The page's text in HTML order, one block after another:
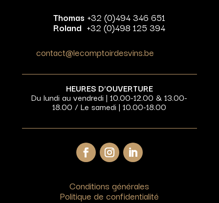
Thomas +32 (0)494 346 651
Roland +32 (0)498 125 394
contact@lecomptoirdesvins.be
HEURES D’OUVERTURE
Du lundi au vendredi | 10.00-12.00 & 13.00-
18.00 / Le samedi | 10.00-18.00
Conditions générales
Politique de confidentialité